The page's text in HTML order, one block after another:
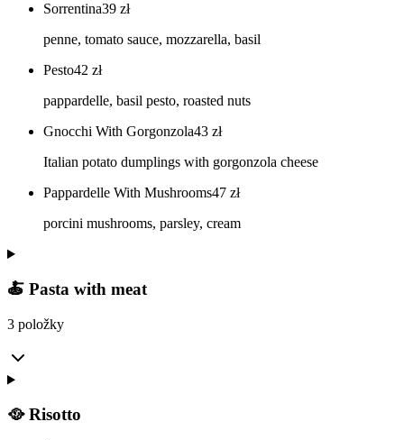
Sorrentina39 zł
penne, tomato sauce, mozzarella, basil
Pesto42 zł
pappardelle, basil pesto, roasted nuts
Gnocchi With Gorgonzola43 zł
Italian potato dumplings with gorgonzola cheese
Pappardelle With Mushrooms47 zł
porcini mushrooms, parsley, cream
🍝 Pasta with meat
3 položky
🥘 Risotto